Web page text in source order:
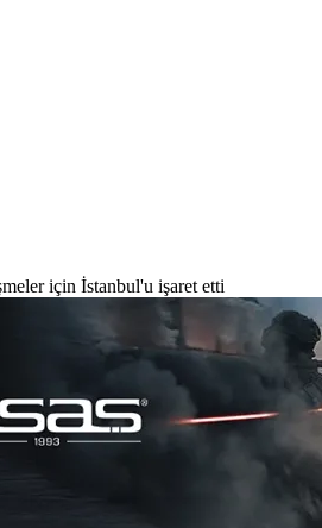
için İstanbul'u işaret etti